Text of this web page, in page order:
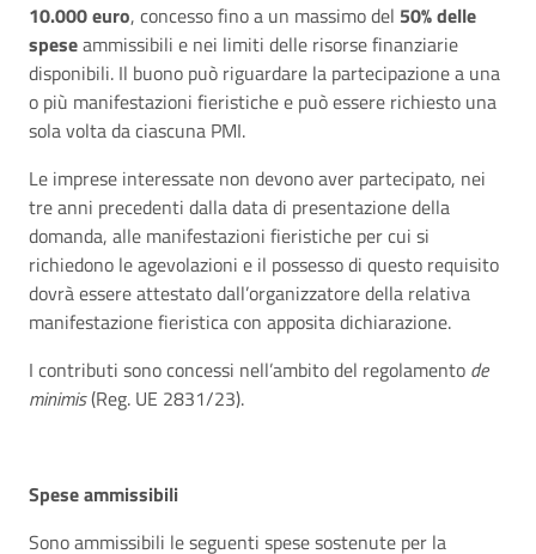
10.000 euro, concesso fino a un massimo del 50% delle
speseammissibili e nei limiti delle risorse finanziarie
disponibili. Il buono può riguardare la partecipazione a una
o più manifestazioni fieristiche e può essere richiesto una
sola volta da ciascuna PMI.
Le imprese interessate non devono aver partecipato, nei
tre anni precedenti dalla data di presentazione della
domanda, alle manifestazioni fieristiche per cui si
richiedono le agevolazioni e il possesso di questo requisito
dovrà essere attestato dall’organizzatore della relativa
manifestazione fieristica con apposita dichiarazione.
I contributi sono concessi nell’ambito del regolamento de
minimis(Reg. UE 2831/23).
Spese ammissibili
Sono ammissibili le seguenti spese sostenute per la